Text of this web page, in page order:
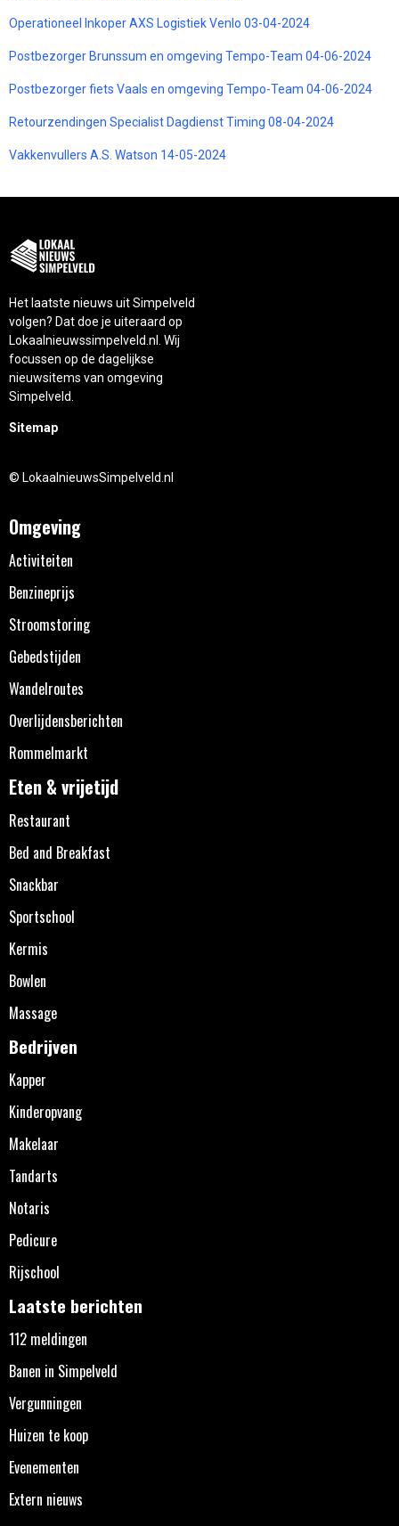
Operationeel Inkoper AXS Logistiek Venlo 03-04-2024
Postbezorger Brunssum en omgeving Tempo-Team 04-06-2024
Postbezorger fiets Vaals en omgeving Tempo-Team 04-06-2024
Retourzendingen Specialist Dagdienst Timing 08-04-2024
Vakkenvullers A.S. Watson 14-05-2024
Het laatste nieuws uit Simpelveld
volgen? Dat doe je uiteraard op
Lokaalnieuwssimpelveld.nl. Wij
focussen op de dagelijkse
nieuwsitems van omgeving
Simpelveld.
Sitemap
© LokaalnieuwsSimpelveld.nl
Omgeving
Activiteiten
Benzineprijs
Stroomstoring
Gebedstijden
Wandelroutes
Overlijdensberichten
Rommelmarkt
Eten & vrijetijd
Restaurant
Bed and Breakfast
Snackbar
Sportschool
Kermis
Bowlen
Massage
Bedrijven
Kapper
Kinderopvang
Makelaar
Tandarts
Notaris
Pedicure
Rijschool
Laatste berichten
112 meldingen
Banen in Simpelveld
Vergunningen
Huizen te koop
Evenementen
Extern nieuws